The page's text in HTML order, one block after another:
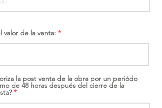
de la venta:
la post venta de la obra por un periódo
de 48 horas después del cierre de la